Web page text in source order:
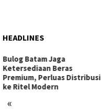
HEADLINES
«
Bulog Batam Jaga
Ketersediaan Beras
Premium, Perluas Distribusi
ke Ritel Modern